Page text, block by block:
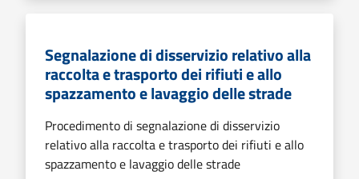
Segnalazione di disservizio relativo alla
raccolta e trasporto dei rifiuti e allo
spazzamento e lavaggio delle strade
Procedimento di segnalazione di disservizio
relativo alla raccolta e trasporto dei rifiuti e allo
spazzamento e lavaggio delle strade